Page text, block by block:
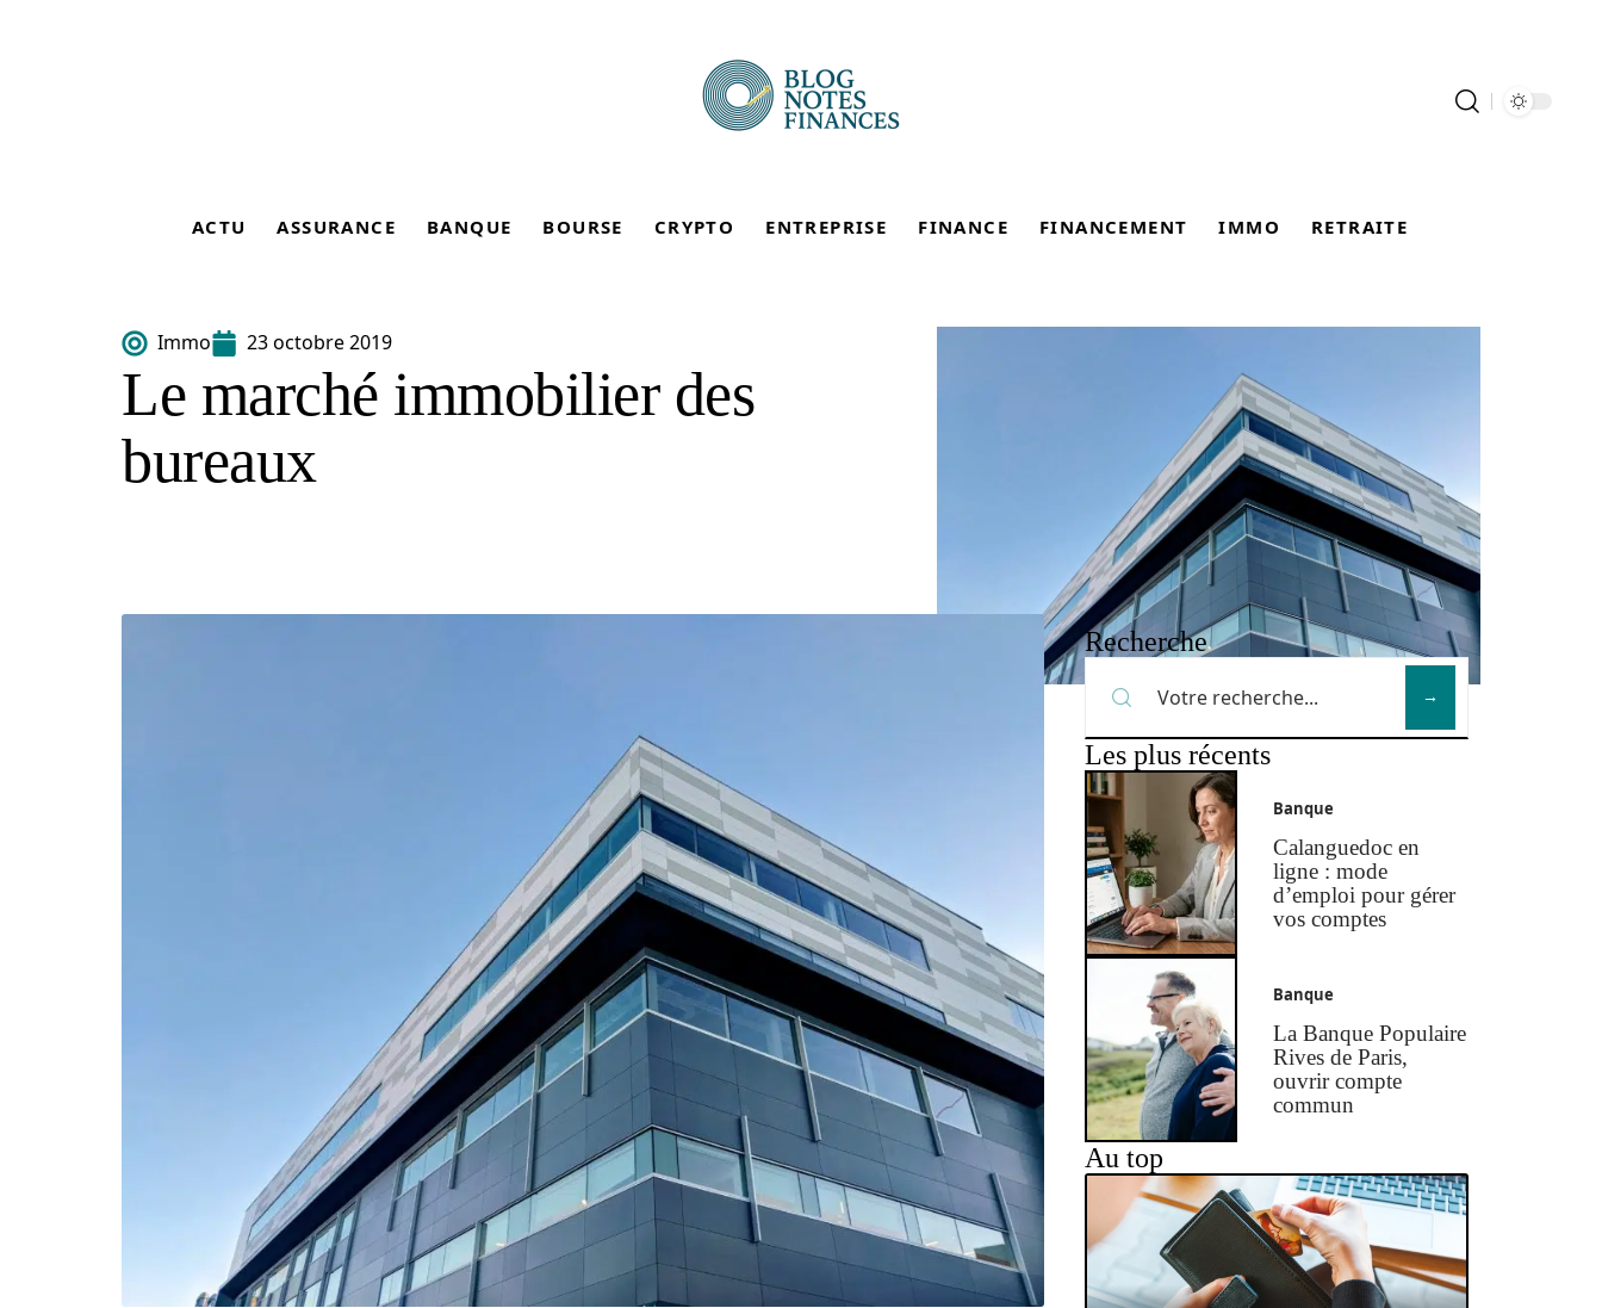
ACTU ASSURANCE BANQUE BOURSE CRYPTO ENTREPRISE FINANCE FINANCEMENT IMMO RETRAITE
Immo 23 octobre 2019
Le marché immobilier des
bureaux
Recherche
Les plus récents
Banque
Calanguedoc en
ligne : mode
d’emploi pour gérer
vos comptes
Banque
La Banque Populaire
Rives de Paris,
ouvrir compte
commun
Au top